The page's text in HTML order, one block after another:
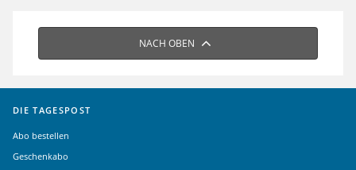
NACH OBEN
DIE TAGESPOST
Abo bestellen
Geschenkabo